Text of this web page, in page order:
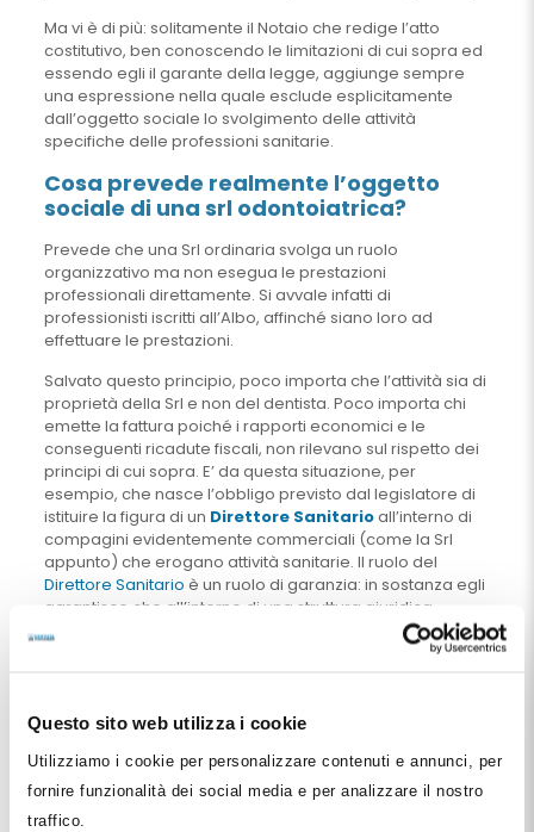
Questo sito web utilizza i cookie
Utilizziamo i cookie per personalizzare contenuti e annunci, per
fornire funzionalità dei social media e per analizzare il nostro
traffico.
Ma vi è di più: solitamente il Notaio che redige l’atto
costitutivo, ben conoscendo le limitazioni di cui sopra ed
essendo egli il garante della legge, aggiunge sempre
una espressione nella quale esclude esplicitamente
dall’oggetto sociale lo svolgimento delle attività
specifiche delle professioni sanitarie.
Cosa prevede realmente l’oggetto
sociale di una srl odontoiatrica?
Prevede che una Srl ordinaria svolga un ruolo
organizzativo ma non esegua le prestazioni
professionali direttamente. Si avvale infatti di
professionisti iscritti all’Albo, affinché siano loro ad
effettuare le prestazioni.
Salvato questo principio, poco importa che l’attività sia di
proprietà della Srl e non del dentista. Poco importa chi
emette la fattura poiché i rapporti economici e le
conseguenti ricadute fiscali, non rilevano sul rispetto dei
principi di cui sopra. E’ da questa situazione, per
esempio, che nasce l’obbligo previsto dal legislatore di
istituire la figura di un Direttore Sanitarioall’interno di
compagini evidentemente commerciali (come la Srl
appunto) che erogano attività sanitarie. Il ruolo del
Direttore Sanitario è un ruolo di garanzia: in sostanza egli
garantisce che all’interno di una struttura giuridica
impersonale le prestazioni vengano effettuate da
personale iscritto all’Albo e non, per esempio, dagli
ma non abilitate.
Oggetto sociale della Srl e fenomeno
dell’abusivismo